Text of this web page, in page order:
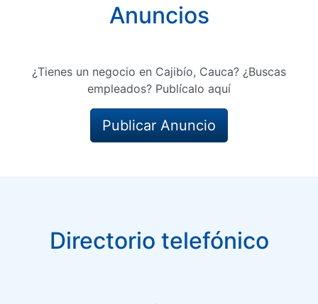
Anuncios
¿Tienes un negocio en Cajibío, Cauca? ¿Buscas
empleados? Publícalo aquí
Publicar Anuncio
Directorio telefónico